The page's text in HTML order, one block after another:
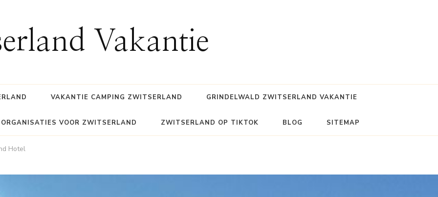
Vakantie
VAKANTIE CAMPING ZWITSERLAND GRINDELWALD ZWITSERLAND VAKANTIE
VOOR ZWITSERLAND ZWITSERLAND OP TIKTOK BLOG SITEMAP
Hotel